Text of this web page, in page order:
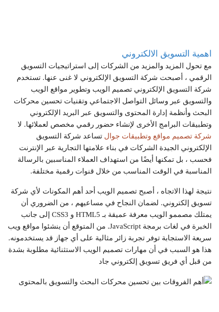
اهمية التسويق الالكتروني
مع تحول المزيد والمزيد من الشركات إلى استراتيجيات التسويق
الرقمي ، أصبحت شركة التسويق الإلكتروني لا غنى عنها. تستخدم
شركة التسويق الإلكتروني تصميم الويب وتطوير مواقع الويب
والتسويق عبر وسائل التواصل الاجتماعي وتقنيات تحسين محركات
البحث وأنظمة إدارة المحتوى والتسويق عبر البريد الإلكتروني
وتطبيقات البرامج الأخرى لإنشاء حضور رقمي مخصص لعملائها. لا
شركة تصميم مواقع وتطبيقات جوال تساعد شركة التسويق
الإلكتروني الجيدة الشركات في بناء علامتها التجارية عبر الإنترنت
فحسب ، بل تمكنها أيضًا من استهداف العملاء المناسبين بالرسالة
المناسبة في الوقت المناسب من خلال قنوات رقمية مختلفة.
نتيجة لهذا الاتجاه ، أصبح تصميم الويب أحد أهم المكونات لأي شركة
تسويق إلكتروني. لضمان النجاح في مساعيهم ، من الضروري أن
يمتلك مصممو الويب معرفة عميقة بـ HTML5 و CSS3 إلى جانب
الخبرة في لغات برمجة JavaScript. من المتوقع أن ينشئوا مواقع ويب
سريعة الاستجابة توفر تجربة زائر مثالية على أي جهاز قد يستخدمونه.
هذا هو السبب في أن مهارات تصميم الويب الاستثنائية مطلوبة بشدة
من قبل أي فريق تسويق إلكتروني جاد